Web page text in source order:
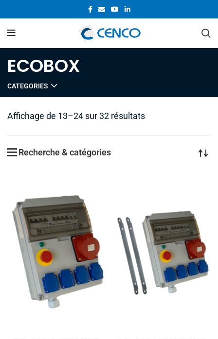
ECOBOX
CATEGORIES
Affichage de 13–24 sur 32 résultats
Recherche & catégories